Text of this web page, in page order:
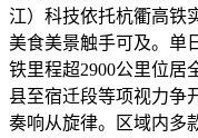
江）科技依托杭衢高铁
美食美景触手可及。单
铁里程超2900公里位居
县至宿迁段等项视力争
奏响从旋律。区域内多